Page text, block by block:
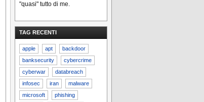
"quasi" tutto di me.
TAG RECENTI
apple apt
backdoor
banksecurity
cybercrime
cyberwar
databreach
infosec
iran
malware
microsoft
phishing